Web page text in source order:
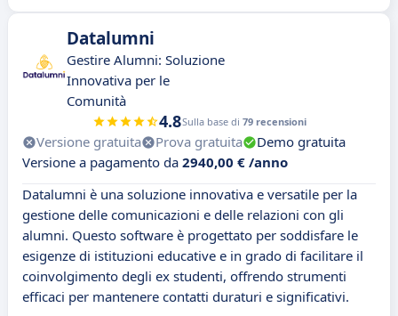
Datalumni
Gestire Alumni: Soluzione
Innovativa per le
Comunità
4.8Sulla base di 79 recensioni
Versione gratuita Prova gratuita
Demo gratuita
Versione a pagamento da 2940,00 € /anno
Datalumni è una soluzione innovativa e versatile per la
gestione delle comunicazioni e delle relazioni con gli
alumni. Questo software è progettato per soddisfare le
esigenze di istituzioni educative e in grado di facilitare il
coinvolgimento degli ex studenti, offrendo strumenti
efficaci per mantenere contatti duraturi e significativi.